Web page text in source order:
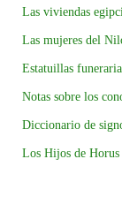
Las viviendas
Las mujeres del
Estatuillas
Notas sobre los
Diccionario de
Los Hijos de Horus